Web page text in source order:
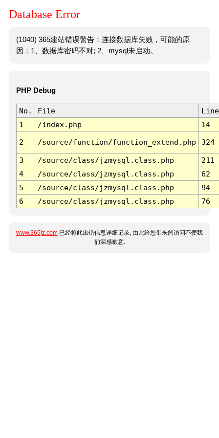
Database Error
(1040) 365建站错误警告：连接数据库失败，可能的原
因：1、数据库密码不对; 2、mysql未启动。
PHP Debug
No. File
Line
1
/index.php 14
2 /source/function/function_extend.php 324
3 /source/class/jzmysql.class.php
211
4
/source/class/jzmysql.class.php
62
5
/source/class/jzmysql.class.php
94
6
/source/class/jzmysql.class.php 76
www.365jz.com 已经将此出错信息详细记录, 由此给您带来的访问不便我
们深感歉意.